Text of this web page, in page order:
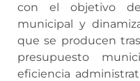
con el objetivo
municipal y
que se producen
presupuesto
eficiencia